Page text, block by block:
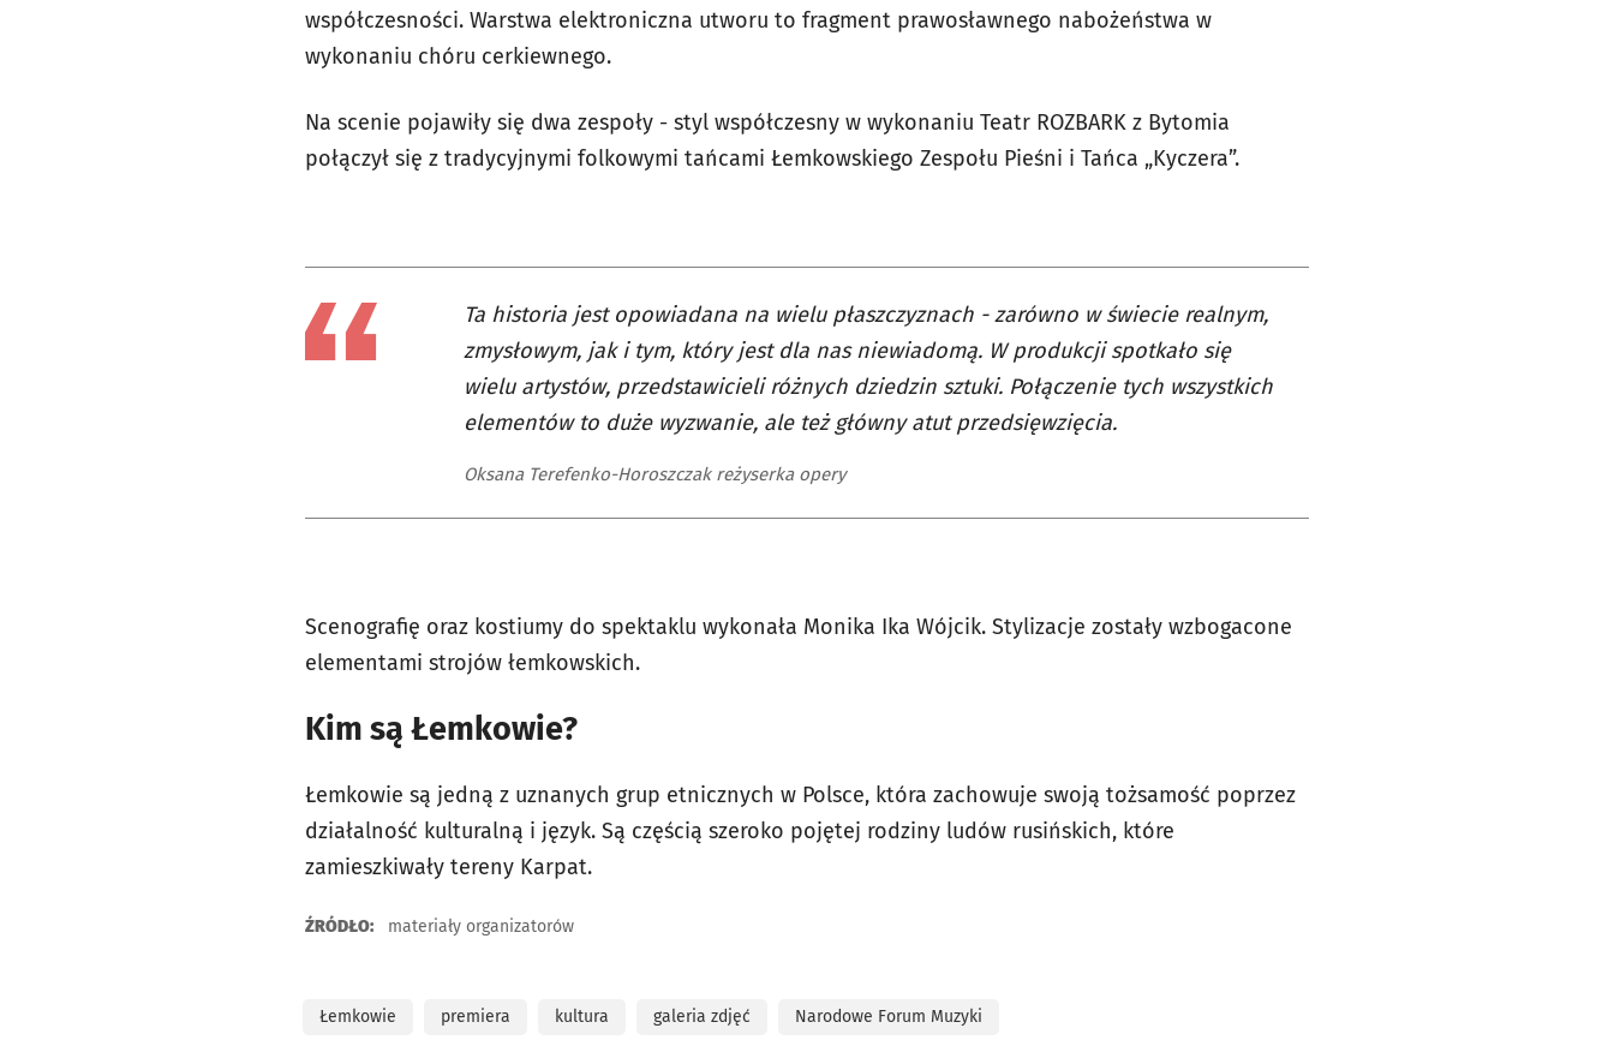
współczesności. Warstwa elektroniczna utworu to fragment prawosławnego nabożeństwa w
wykonaniu chóru cerkiewnego.
Na scenie pojawiły się dwa zespoły - styl współczesny w wykonaniu Teatr ROZBARK z Bytomia
połączył się z tradycyjnymi folkowymi tańcami Łemkowskiego Zespołu Pieśni i Tańca „Kyczera”.
Ta historia jest opowiadana na wielu płaszczyznach - zarówno w świecie realnym,
zmysłowym, jak i tym, który jest dla nas niewiadomą. W produkcji spotkało się
wielu artystów, przedstawicieli różnych dziedzin sztuki. Połączenie tych wszystkich
elementów to duże wyzwanie, ale też główny atut przedsięwzięcia.
Oksana Terefenko-Horoszczak reżyserka opery
Scenografię oraz kostiumy do spektaklu wykonała Monika Ika Wójcik. Stylizacje zostały wzbogacone
elementami strojów łemkowskich.
Kim są Łemkowie?
Łemkowie są jedną z uznanych grup etnicznych w Polsce, która zachowuje swoją tożsamość poprzez
działalność kulturalną i język. Są częścią szeroko pojętej rodziny ludów rusińskich, które
zamieszkiwały tereny Karpat.
ŹRÓDŁO: materiały organizatorów
Łemkowie premiera kultura galeria zdjęć Narodowe Forum Muzyki